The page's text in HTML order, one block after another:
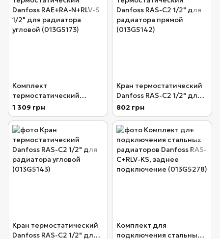
Комплект
термостатический
Danfoss RAE+RA-N+RLV-S
1/2" для радиатора
угловой (013G5173)
1 309 грн
Кран термостатический
Danfoss RAS-C2 1/2" для
радиатора прямой
(013G5142)
802 грн
Кран термостатический
Danfoss RAS-C2 1/2" для
Комплект для
подключения стальных